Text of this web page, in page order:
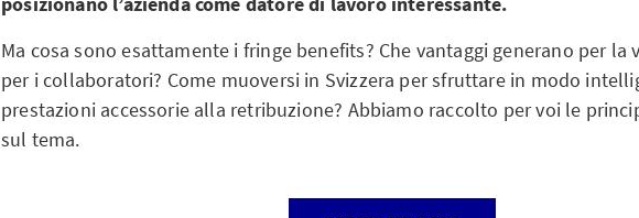
Ma cosa sono esattamente i fringe benefits? Che vantaggi generano per la
per i collaboratori? Come muoversi in Svizzera per sfruttare in modo
prestazioni accessorie alla retribuzione? Abbiamo raccolto per voi le
sul tema.